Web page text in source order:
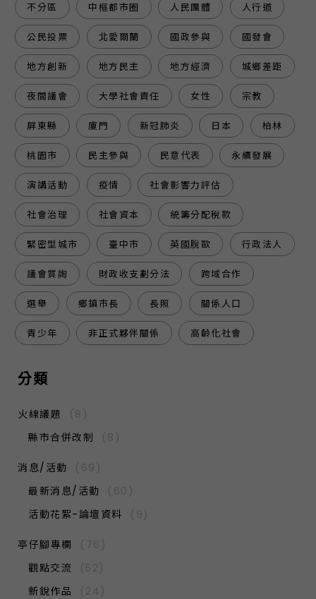
不分區 中樞都市圈 人民團體 人行道
公民投票 北愛爾蘭 國政參與 國發會
地方創新 地方民主 地方經濟 城鄉差距
夜間議會 大學社會責任 女性 宗教
屏東縣 廈門 新冠肺炎 日本 柏林
桃園市 民主參與 民意代表 永續發展
演講活動 疫情 社會影響力評估
社會治理 社會資本 統籌分配稅款
緊密型城市 臺中市 英國脫歐 行政法人
議會質詢 財政收支劃分法 跨域合作
選舉 鄉鎮市長 長照 關係人口
青少年 非正式夥伴關係 高齡化社會
分類
火線議題
(8)
縣市合併改制
(8)
消息/活動
(69)
最新消息/活動
(60)
活動花絮-論壇資料
(9)
亭仔腳專欄
(76)
觀點交流
(52)
新銳作品
(24)